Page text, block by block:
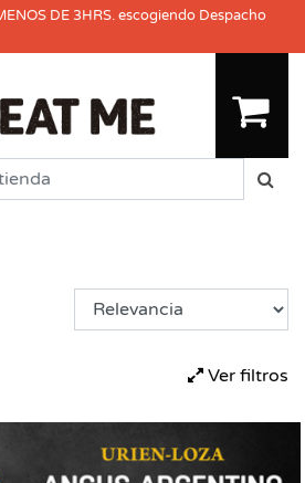
DE 3HRS. escogiendo Despacho
Ver filtros